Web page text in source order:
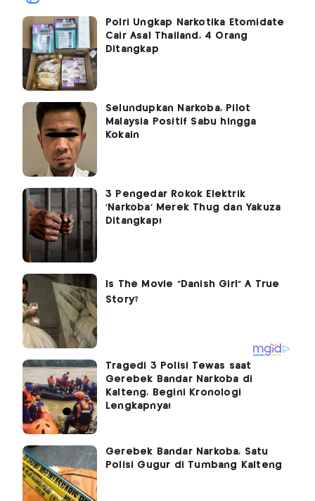
Polri Ungkap Narkotika Etomidate
Cair Asal Thailand, 4 Orang
Ditangkap
Selundupkan Narkoba, Pilot
Malaysia Positif Sabu hingga
Kokain
3 Pengedar Rokok Elektrik
'Narkoba' Merek Thug dan Yakuza
Ditangkap!
Tragedi 3 Polisi Tewas saat
Gerebek Bandar Narkoba di
Kalteng, Begini Kronologi
Lengkapnya!
Gerebek Bandar Narkoba, Satu
Polisi Gugur di Tumbang Kalteng